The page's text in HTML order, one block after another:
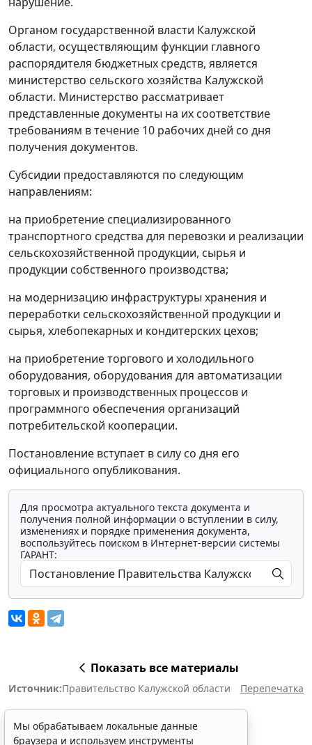
Органом государственной власти Калужской
области, осуществляющим функции главного
распорядителя бюджетных средств, является
министерство сельского хозяйства Калужской
области. Министерство рассматривает
представленные документы на их соответствие
требованиям в течение 10 рабочих дней со дня
получения документов.
Субсидии предоставляются по следующим
направлениям:
на приобретение специализированного
транспортного средства для перевозки и реализации
сельскохозяйственной продукции, сырья и
продукции собственного производства;
на модернизацию инфраструктуры хранения и
переработки сельскохозяйственной продукции и
сырья, хлебопекарных и кондитерских цехов;
на приобретение торгового и холодильного
оборудования, оборудования для автоматизации
торговых и производственных процессов и
программного обеспечения организаций
потребительской кооперации.
Постановление вступает в силу со дня его
официального опубликования.
Для просмотра актуального текста документа и
получения полной информации о вступлении в силу,
изменениях и порядке применения документа,
воспользуйтесь поиском в Интернет-версии системы
ГАРАНТ:
Показать все материалы
Источник:Правительство Калужской области Перепечатка
Мы обрабатываем локальные данные
браузера и используем инструменты